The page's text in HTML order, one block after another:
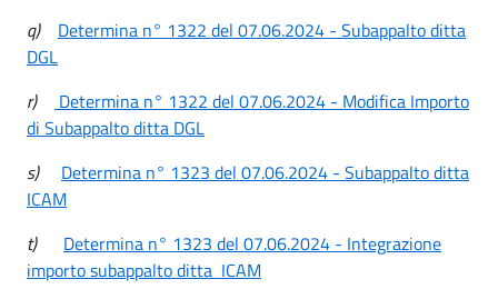
q)
Determina n° 1322 del 07.06.2024 - Subappalto ditta
DGL
r)
Determina n° 1322 del 07.06.2024 - Modifica Importo
di Subappalto ditta DGL
s)
Determina n° 1323 del 07.06.2024 - Subappalto ditta
ICAM
t)
Determina n° 1323 del 07.06.2024 - Integrazione
importo subappalto ditta ICAM